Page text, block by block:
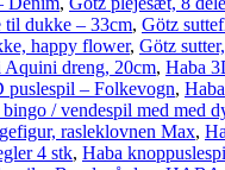
til dukke – 33cm, Götz
happy flower, Götz
dreng, 20cm, Haba
puslespil – Folkevogn,
/ vendespil med med
rasleklovnen Max,
4 stk, Haba